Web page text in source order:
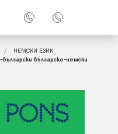
НЕМСКИ ЕЗИК
българско-немски